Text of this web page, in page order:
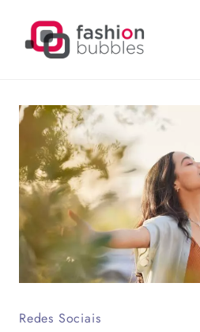
Redes Sociais